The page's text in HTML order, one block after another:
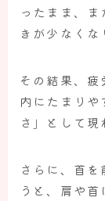
ったまま、
きが少なくな
その結果、
内にたまり
さ」として現
さらに、首
うと、肩や